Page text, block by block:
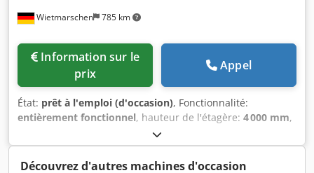
Wietmarschen 785 km
prix
Appel
État: prêt à l'emploi (d'occasion), Fonctionnalité:
entièrement fonctionnel, hauteur de l'étagère: 4 000 mm,
Cadre Nedcon – environ 400 x 110 cm | vérifié et
d’occasion Les cadres Nedcon, d’environ 400 x 110 cm,
proviennent d’un stock d’occasion vérifié et sont
Découvrez d'autres machines d'occasion